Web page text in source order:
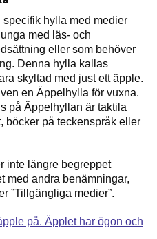
hylla med medier
med läs- och
eller som behöver
Denna hylla kallas
skyltad med just ett äpple.
en Äppelhylla för vuxna.
på Äppelhyllan är taktila
böcker på teckenspråk eller
inte längre begreppet
med andra benämningar,
”Tillgängliga medier”.